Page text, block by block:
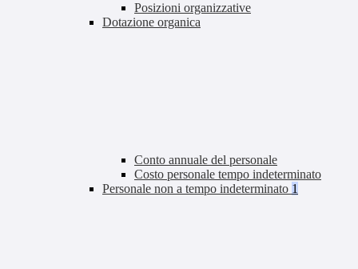
Posizioni organizzative
Dotazione organica
Conto annuale del personale
Costo personale tempo indeterminato
Personale non a tempo indeterminato 1